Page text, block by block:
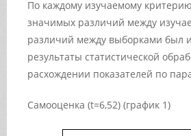
По каждому изучаемому
значимых различий между
различий между выборками был
результаты статистической
расхождении показателей по
Самооценка (t=6,52) (график 1)